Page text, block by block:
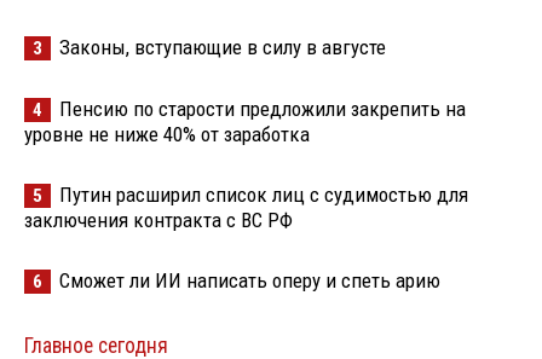
3 Законы, вступающие в силу в августе
4
Пенсию по старости предложили закрепить на
уровне не ниже 40% от заработка
5
Путин расширил список лиц с судимостью для
заключения контракта с ВС РФ
6 Сможет ли ИИ написать оперу и спеть арию
Главное сегодня